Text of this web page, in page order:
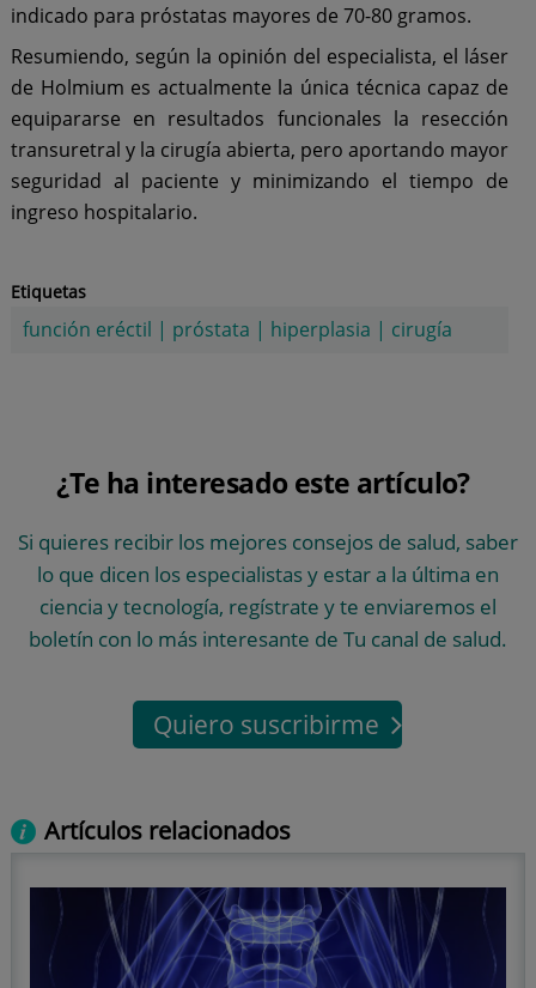
indicado para próstatas mayores de 70-80 gramos.
Resumiendo, según la opinión del especialista, el láser
de Holmium es actualmente la única técnica capaz de
equipararse en resultados funcionales la resección
transuretral y la cirugía abierta, pero aportando mayor
seguridad al paciente y minimizando el tiempo de
ingreso hospitalario.
Etiquetas
función eréctil | próstata | hiperplasia | cirugía
¿Te ha interesado este artículo?
Si quieres recibir los mejores consejos de salud, saber
lo que dicen los especialistas y estar a la última en
ciencia y tecnología, regístrate y te enviaremos el
boletín con lo más interesante de Tu canal de salud.
Quiero suscribirme
Artículos relacionados